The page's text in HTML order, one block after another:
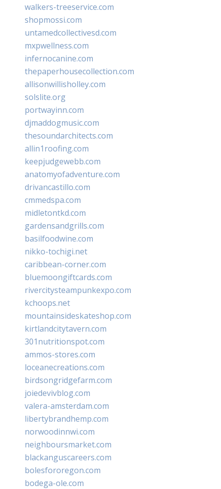
walkers-treeservice.com
shopmossi.com
untamedcollectivesd.com
mxpwellness.com
infernocanine.com
thepaperhousecollection.com
allisonwillisholley.com
solslite.org
portwayinn.com
djmaddogmusic.com
thesoundarchitects.com
allin1roofing.com
keepjudgewebb.com
anatomyofadventure.com
drivancastillo.com
cmmedspa.com
midletontkd.com
gardensandgrills.com
basilfoodwine.com
nikko-tochigi.net
caribbean-corner.com
bluemoongiftcards.com
rivercitysteampunkexpo.com
kchoops.net
mountainsideskateshop.com
kirtlandcitytavern.com
301nutritionspot.com
ammos-stores.com
loceanecreations.com
birdsongridgefarm.com
joiedevivblog.com
valera-amsterdam.com
libertybrandhemp.com
norwoodinnwi.com
neighboursmarket.com
blackanguscareers.com
bolesfororegon.com
bodega-ole.com